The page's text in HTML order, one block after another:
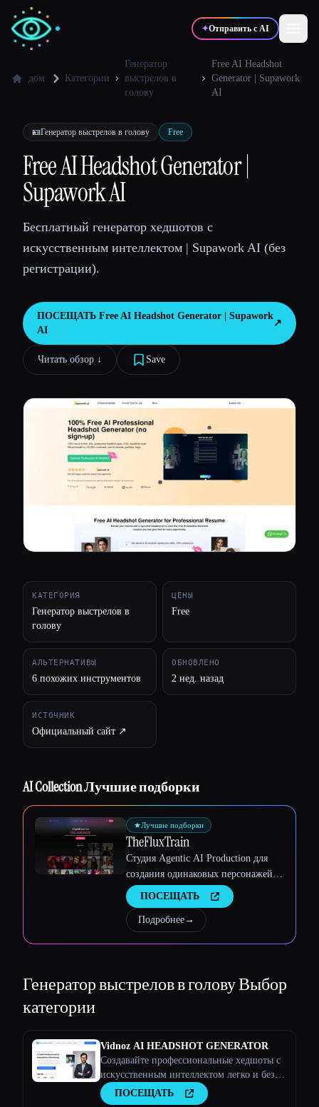
✦Отправить с AI
💻 Разработчики Маркетологи
🎓Студенты
Блог
Сравнить инструменты
Все категории
дом Категории
Генератор
выстрелов в
голову
Free AI Headshot
Generator | Supawork
AI
🪪Генератор выстрелов в голову Free
Free AI Headshot Generator |
Supawork AI
Бесплатный генератор хедшотов с
искусственным интеллектом | Supawork AI (без
регистрации).
ПОСЕЩАТЬ Free AI Headshot Generator | Supawork
AI
↗︎
Читать обзор ↓︎ Save
КАТЕГОРИЯ
Генератор выстрелов в
голову
ЦЕНЫ
Free
АЛЬТЕРНАТИВЫ
6 похожих инструментов
ОБНОВЛЕНО
2 нед. назад
ИСТОЧНИК
Официальный сайт ↗︎
AI Collection Лучшие подборки
★Лучшие подборки
TheFluxTrain
Студия Agentic AI Production для
создания одинаковых персонажей,
рабочих процессов и видео
ПОСЕЩАТЬ
Подробнее→
Генератор выстрелов в головуВыбор
категории
Vidnoz AI HEADSHOT GENERATOR
Создавайте профессиональные хедшоты с
искусственным интеллектом легко и без
усилийПОСЕЩАТЬ